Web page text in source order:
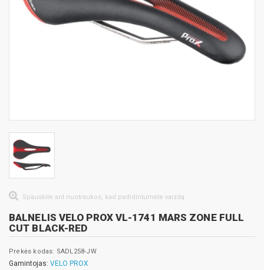
Spauskite ant nuotraukos, kad padidintumėte vaizdą
BALNELIS VELO PROX VL-1741 MARS ZONE FULL
CUT BLACK-RED
Prekės kodas: SADL258-JW
Gamintojas: VELO PROX